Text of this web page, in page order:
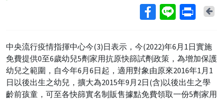
中央流行疫情指揮中心今(3)日表示，今(2022)年6月1日實施
免費提供0至6歲幼兒5劑家用抗原快篩試劑政策，為增加保護
幼兒之範圍，自今年6月6日起，適用對象由原來2016年1月1
日以後出生之幼兒，擴大為2015年9月2日(含)以後出生之學
齡前孩童，可至各快篩實名制販售據點免費領取一份5劑家用